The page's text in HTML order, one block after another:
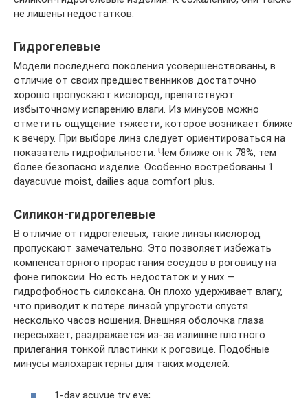
не лишены недостатков.
Гидрогелевые
Модели последнего поколения усовершенствованы, в
отличие от своих предшественников достаточно
хорошо пропускают кислород, препятствуют
избыточному испарению влаги. Из минусов можно
отметить ощущение тяжести, которое возникает ближе
к вечеру. При выборе линз следует ориентироваться на
показатель гидрофильности. Чем ближе он к 78%, тем
более безопасно изделие. Особенно востребованы 1
dayacuvue moist, dailies aqua comfort plus.
Силикон-гидрогелевые
В отличие от гидрогелевых, такие линзы кислород
пропускают замечательно. Это позволяет избежать
компенсаторного прорастания сосудов в роговицу на
фоне гипоксии. Но есть недостаток и у них —
гидрофобность силоксана. Он плохо удерживает влагу,
что приводит к потере линзой упругости спустя
несколько часов ношения. Внешняя оболочка глаза
пересыхает, раздражается из-за излишне плотного
прилегания тонкой пластинки к роговице. Подобные
минусы малохарактерны для таких моделей:
1-day acuvue try eye;